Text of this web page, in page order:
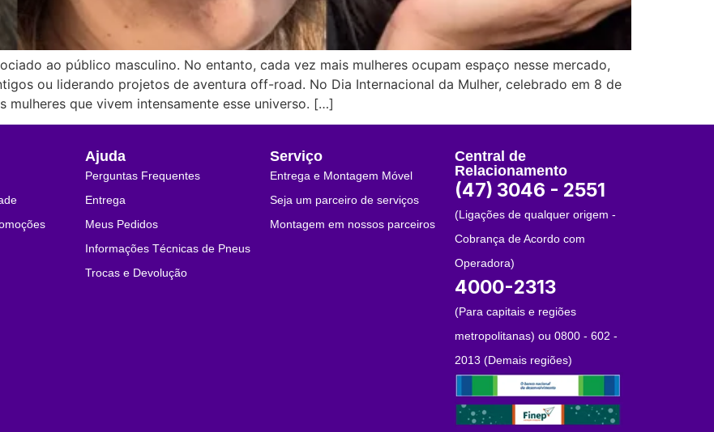
ao público masculino. No entanto, cada vez mais mulheres ocupam espaço nesse mercado,
ou liderando projetos de aventura off-road. No Dia Internacional da Mulher, celebrado em 8 de
que vivem intensamente esse universo. […]
Ajuda
Perguntas Frequentes
Entrega
Meus Pedidos
Informações Técnicas de Pneus
Trocas e Devolução
Serviço
Entrega e Montagem Móvel
Seja um parceiro de serviços
Montagem em nossos parceiros
Central de
Relacionamento
(47) 3046 - 2551
(Ligações de qualquer origem -
Cobrança de Acordo com
Operadora)
4000-2313
(Para capitais e regiões
metropolitanas) ou 0800 - 602 -
2013 (Demais regiões)